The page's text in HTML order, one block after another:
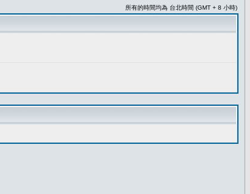
所有的時間均為 台北時間 (GMT + 8 小時)